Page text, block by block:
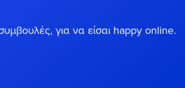
για να είσαι happy online.